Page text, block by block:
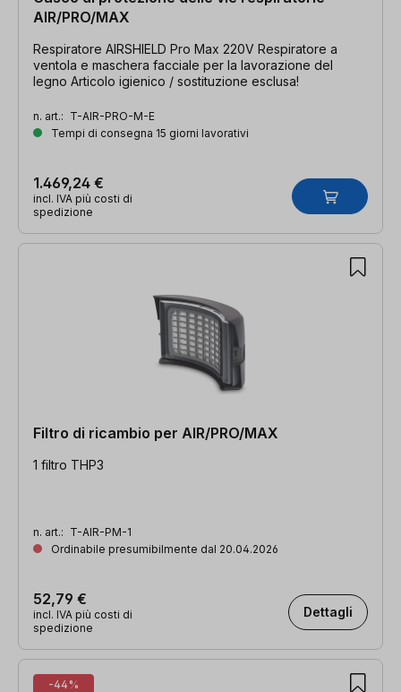
AIR/PRO/MAX
Respiratore AIRSHIELD Pro Max 220V Respiratore a
ventola e maschera facciale per la lavorazione del
legno Articolo igienico / sostituzione esclusa!
n. art.: T-AIR-PRO-M-E
Tempi di consegna 15 giorni lavorativi
1.469,24 €
incl. IVA più costi di
spedizione
Filtro di ricambio per AIR/PRO/MAX
1 filtro THP3
n. art.: T-AIR-PM-1
Ordinabile presumibilmente dal 20.04.2026
52,79 €
incl. IVA più costi di
spedizione
Dettagli
-44%